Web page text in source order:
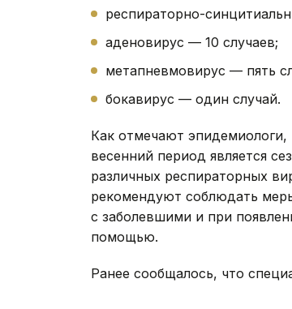
респираторно-
аденовирус — 10 случаев;
метапневмовирус — пять
бокавирус — один случай.
Как отмечают
весенний период является
различных респираторных
рекомендуют соблюдать
с заболевшими и при
помощью.
Ранее сообщалось, что